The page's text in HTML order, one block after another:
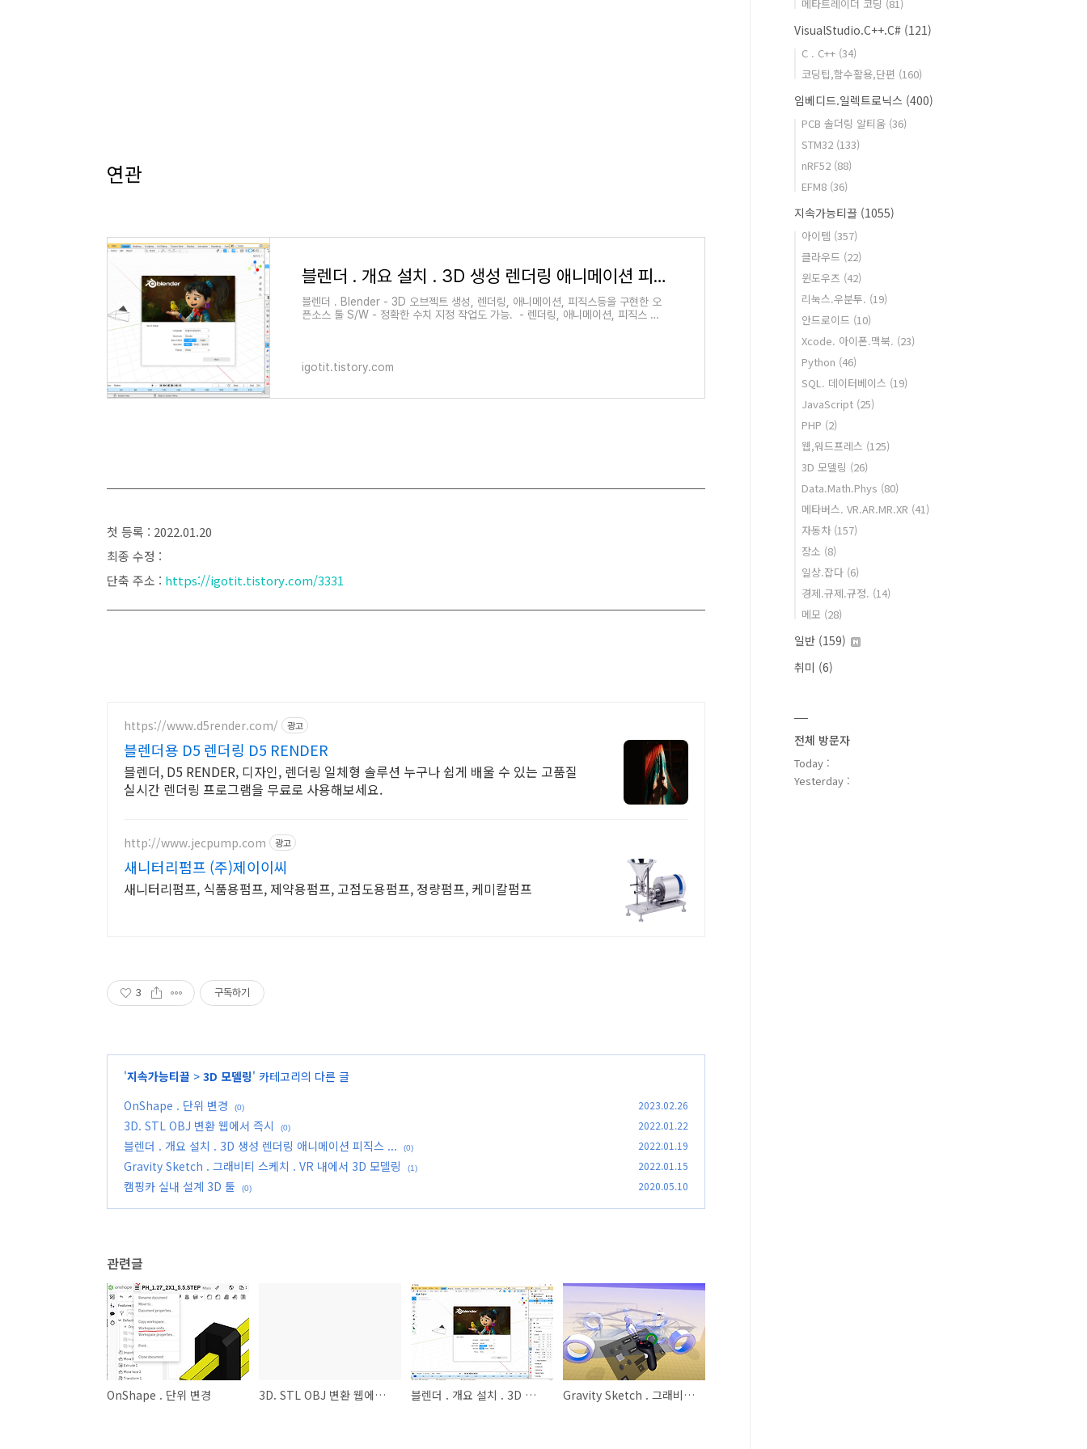
연관
블렌더 . 개요 설치 . 3D 생성 렌더링 애니메이션 피직스 ...
블렌더 . Blender - 3D 오브젝트 생성, 렌더링, 애니메이션, 피직스등을 구현한 오
픈소스 툴 S/W - 정확한 수치 지정 작업도 가능. - 렌더링, 애니메이션, 피직스 등
igotit.tistory.com
첫 등록 : 2022.01.20
최종 수정 :
단축 주소 : https://igotit.tistory.com/3331
https://www.d5render.com/ 광고
블렌더용 D5 렌더링 D5 RENDER
블렌더, D5 RENDER, 디자인, 렌더링 일체형 솔루션 누구나 쉽게 배울 수 있는 고품질
실시간 렌더링 프로그램을 무료로 사용해보세요.
http://www.jecpump.com 광고
새니터리펌프 (주)제이이씨
새니터리펌프, 식품용펌프, 제약용펌프, 고점도용펌프, 정량펌프, 케미칼펌프
3 구독하기
'지속가능티끌 > 3D 모델링' 카테고리의 다른 글
OnShape . 단위 변경
(0) 2023.02.26
3D. STL OBJ 변환 웹에서 즉시 (0) 2022.01.22
블렌더 . 개요 설치 . 3D 생성 렌더링 애니메이션 피직스 ... (0) 2022.01.19
Gravity Sketch . 그래비티 스케치 . VR 내에서 3D 모델링 (1) 2022.01.15
캠핑카 실내 설계 3D 툴 (0) 2020.05.10
관련글
OnShape . 단위 변경 3D. STL OBJ 변환 웹에서 즉시 블렌더 . 개요 설치 . 3D 생성 렌더링 애니메이션 피직스 ... Gravity Sketch . 그래비티 스케치 . VR 내에서 3D 모델링
메타트레이더 코딩 (81)
VisualStudio.C++.C# (121)
C . C++ (34)
코딩팁,함수활용,단편 (160)
임베디드.일렉트로닉스 (400)
PCB 솔더링 알티움 (36)
STM32 (133)
nRF52 (88)
EFM8 (36)
지속가능티끌 (1055)
아이템 (357)
클라우드 (22)
윈도우즈 (42)
리눅스.우분투. (19)
안드로이드 (10)
Xcode. 아이폰.맥북. (23)
Python (46)
SQL. 데이터베이스 (19)
JavaScript (25)
PHP (2)
웹,워드프레스 (125)
3D 모델링 (26)
Data.Math.Phys (80)
메타버스. VR.AR.MR.XR (41)
자동차 (157)
장소 (8)
일상.잡다 (6)
경제.규제.규정. (14)
메모 (28)
일반 (159)
취미 (6)
전체 방문자
Today :
Yesterday :